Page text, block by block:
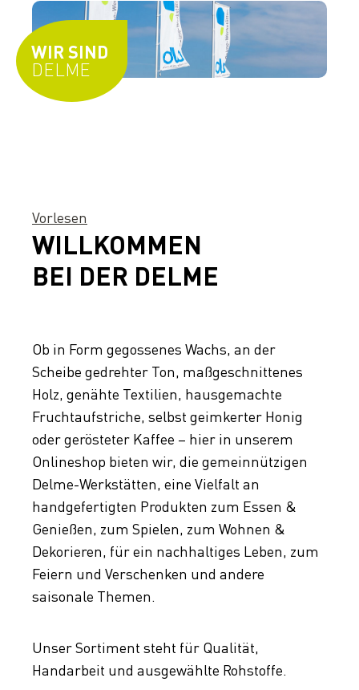
WIR SIND
DELME
Vorlesen
WILLKOMMEN
BEI DER DELME
Ob in Form gegossenes Wachs, an der
Scheibe gedrehter Ton, maßgeschnittenes
Holz, genähte Textilien, hausgemachte
Fruchtaufstriche, selbst geimkerter Honig
oder gerösteter Kaffee – hier in unserem
Onlineshop bieten wir, die gemeinnützigen
Delme-Werkstätten, eine Vielfalt an
handgefertigten Produkten zum Essen &
Genießen, zum Spielen, zum Wohnen &
Dekorieren, für ein nachhaltiges Leben, zum
Feiern und Verschenken und andere
saisonale Themen.
Unser Sortiment steht für Qualität,
Handarbeit und ausgewählte Rohstoffe.